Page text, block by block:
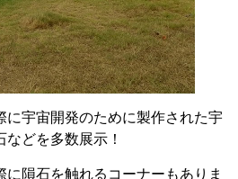
に宇宙開発のために製作された宇
どを多数展示！
隕石を触れるコーナーもありま